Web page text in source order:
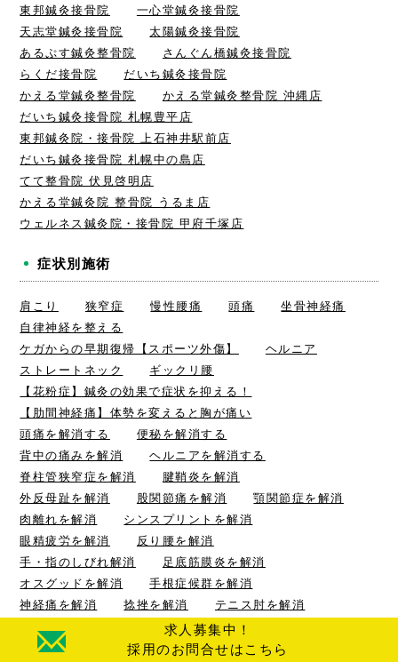
求人募集中！
採用のお問合せはこちら
東邦鍼灸接骨院
一心堂鍼灸接骨院
天志堂鍼灸接骨院
太陽鍼灸接骨院
あるぷす鍼灸整骨院
さんぐん橋鍼灸接骨院
らくだ接骨院
だいち鍼灸接骨院
かえる堂鍼灸整骨院
かえる堂鍼灸整骨院 沖縄店
だいち鍼灸接骨院 札幌豊平店
東邦鍼灸院・接骨院 上石神井駅前店
だいち鍼灸接骨院 札幌中の島店
てて整骨院 伏見啓明店
かえる堂鍼灸院 整骨院 うるま店
ウェルネス鍼灸院・接骨院 甲府千塚店
症状別施術
肩こり 狭窄症 慢性腰痛 頭痛
坐骨神経痛
自律神経を整える
ケガからの早期復帰【スポーツ外傷】
ヘルニア
ストレートネック
ギックリ腰
【花粉症】鍼灸の効果で症状を抑える！
【肋間神経痛】体勢を変えると胸が痛い
頭痛を解消する
便秘を解消する
背中の痛みを解消
ヘルニアを解消する
脊柱管狭窄症を解消
腱鞘炎を解消
外反母趾を解消
股関節痛を解消
顎関節症を解消
肉離れを解消
シンスプリントを解消
眼精疲労を解消
反り腰を解消
手・指のしびれ解消
足底筋膜炎を解消
オスグッドを解消
手根症候群を解消
神経痛を解消
捻挫を解消
テニス肘を解消
半月板損傷を解消
O脚を解消
胸郭出口症候群を解消